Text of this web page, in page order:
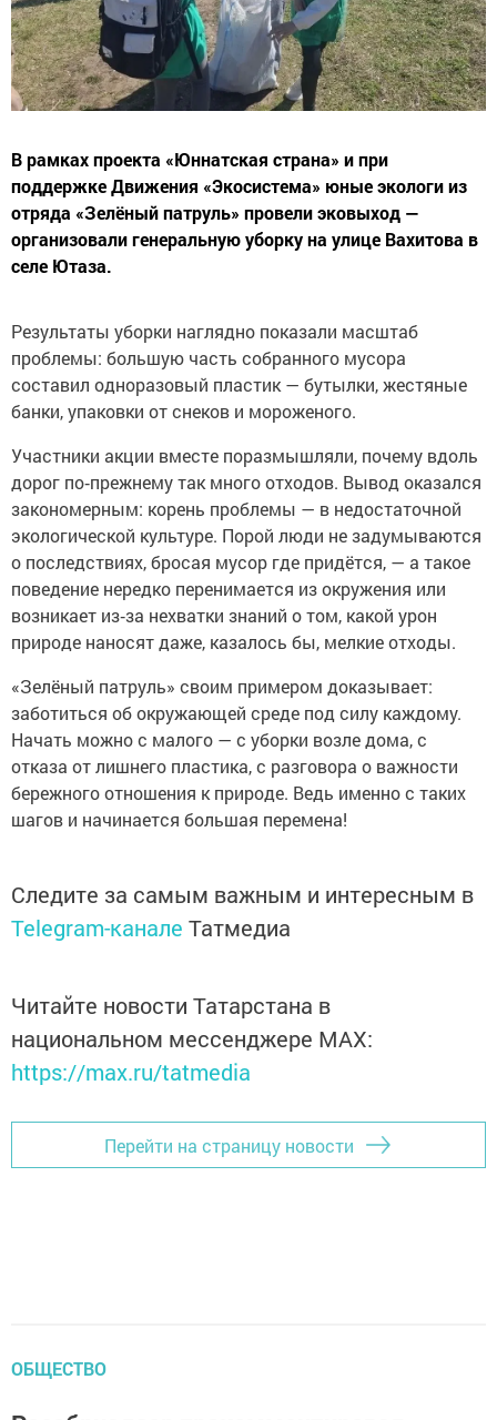
В рамках проекта «Юннатская страна» и при
поддержке Движения «Экосистема» юные экологи из
отряда «Зелёный патруль» провели эковыход —
организовали генеральную уборку на улице Вахитова в
селе Ютаза.
Результаты уборки наглядно показали масштаб
проблемы: большую часть собранного мусора
составил одноразовый пластик — бутылки, жестяные
банки, упаковки от снеков и мороженого.
Участники акции вместе поразмышляли, почему вдоль
дорог по‑прежнему так много отходов. Вывод оказался
закономерным: корень проблемы — в недостаточной
экологической культуре. Порой люди не задумываются
о последствиях, бросая мусор где придётся, — а такое
поведение нередко перенимается из окружения или
возникает из‑за нехватки знаний о том, какой урон
природе наносят даже, казалось бы, мелкие отходы.
«Зелёный патруль» своим примером доказывает:
заботиться об окружающей среде под силу каждому.
Начать можно с малого — с уборки возле дома, с
отказа от лишнего пластика, с разговора о важности
бережного отношения к природе. Ведь именно с таких
шагов и начинается большая перемена!
Следите за самым важным и интересным в
Telegram-канале Татмедиа
Читайте новости Татарстана в
национальном мессенджере MАХ:
https://max.ru/tatmedia
Перейти на страницу новости
ОБЩЕСТВО